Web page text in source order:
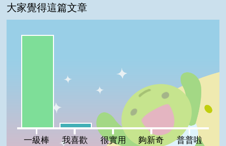
大家覺得這篇文章
我喜歡:5%
很實用:0% 夠新奇:0%普普啦:0%
一級棒 我喜歡 很實用 夠新奇 普普啦